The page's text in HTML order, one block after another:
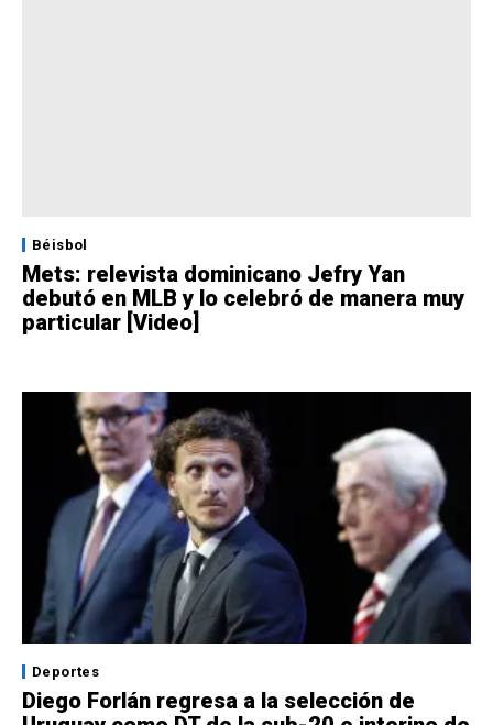
Béisbol
Mets: relevista dominicano Jefry Yan
debutó en MLB y lo celebró de manera muy
particular [Video]
Deportes
Diego Forlán regresa a la selección de